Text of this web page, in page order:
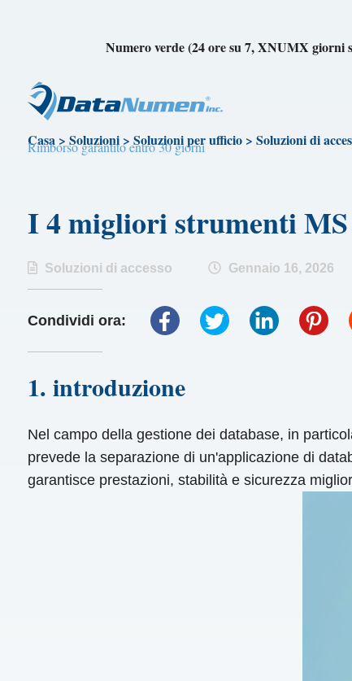
Numero verde (24 ore su 7, XNUMX
Rimborso garantito entro 30 giorni
Casa> Soluzioni> Soluzioni per ufficio> Soluzioni di
I 4 migliori strumenti
Soluzioni di accesso Gennaio 16, 2026
Condividi ora:
1. introduzione
Nel campo della gestione dei database, in
prevede la separazione di un'applicazione di
garantisce prestazioni, stabilità e sicurezza